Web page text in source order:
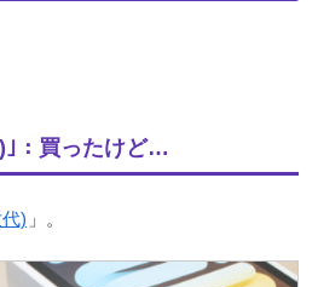
｣：買ったけど…
) 」。